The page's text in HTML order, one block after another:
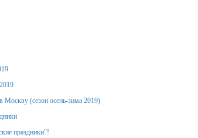
Москву (сезон осень-зима 2019)
праздники"!